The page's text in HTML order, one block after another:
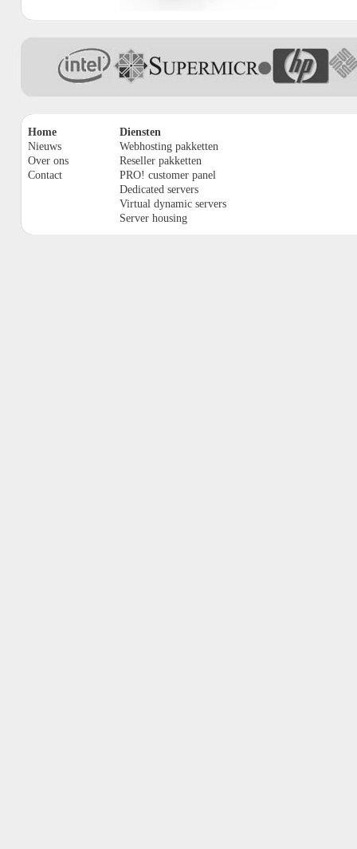
Home
Diensten
Nieuws
Webhosting pakketten
Over ons
Reseller pakketten
Contact
PRO! customer panel
Dedicated servers
Virtual dynamic servers
Server housing